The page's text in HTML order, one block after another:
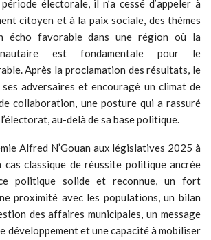
électorale, il n’a cessé d’appeler à
citoyen et à la paix sociale, des thèmes
écho favorable dans une région où la
est fondamentale pour le
Après la proclamation des résultats, le
adversaires et encouragé un climat de
collaboration, une posture qui a rassuré
au-delà de sa base politique.
Alfred N’Gouan aux législatives 2025 à
classique de réussite politique ancrée
politique solide et reconnue, un fort
proximité avec les populations, un bilan
des affaires municipales, un message
développement et une capacité à mobiliser